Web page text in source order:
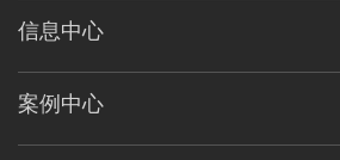
信息中心
案例中心